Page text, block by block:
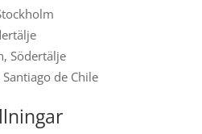
Södertälje
de Chile